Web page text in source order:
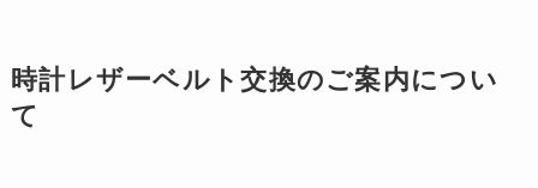
時計レザーベルト交換のご案内につい
て